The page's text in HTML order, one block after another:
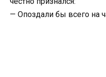
— Опоздали бы всего на